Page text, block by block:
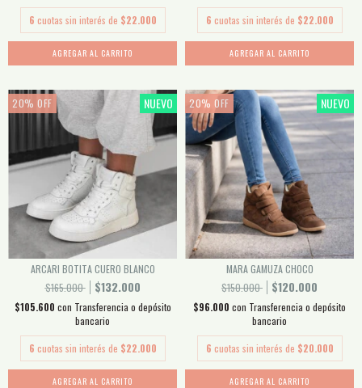
6 cuotas sin interés de $22.000
AGREGAR AL CARRITO
6 cuotas sin interés de $22.000
AGREGAR AL CARRITO
20% OFF NUEVO
ARCARI BOTITA CUERO BLANCO
$165.000
$132.000
$105.600 con Transferencia o depósito
bancario
6 cuotas sin interés de $22.000
AGREGAR AL CARRITO
20% OFF NUEVO
MARA GAMUZA CHOCO
$150.000
$120.000
$96.000 con Transferencia o depósito
bancario
6 cuotas sin interés de $20.000
AGREGAR AL CARRITO